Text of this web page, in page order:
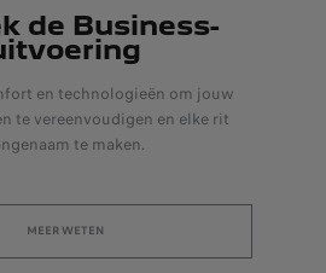
de Business-
en technologieën om jouw
te vereenvoudigen en elke rit
te maken.
MEER WETEN